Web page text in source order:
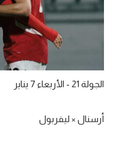
الجولة 21 - الأربعاء 7 يناير
أرسنال × ليفربول